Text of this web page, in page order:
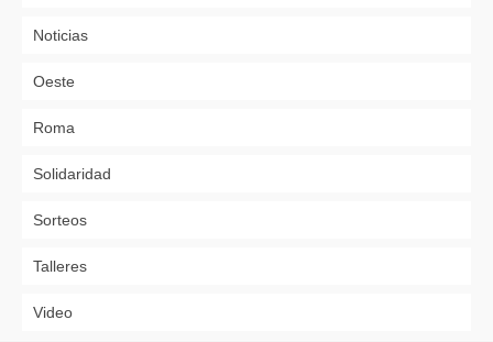
Noticias
Oeste
Roma
Solidaridad
Sorteos
Talleres
Video